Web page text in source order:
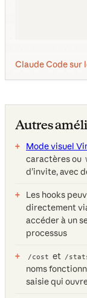
Claude Code sur
Autres
Mode visuel
caractères ou
d’invite, avec
Les hooks
directement
accéder à un
processus
/cost et /
noms
saisie qui